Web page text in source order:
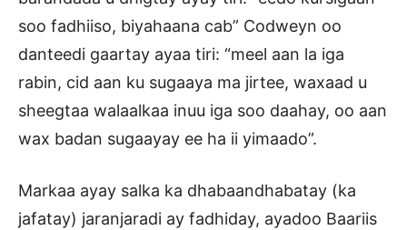
soo fadhiiso, biyahaana cab” Codweyn oo
danteedi gaartay ayaa tiri: “meel aan la iga
rabin, cid aan ku sugaaya ma jirtee, waxaad u
sheegtaa walaalkaa inuu iga soo daahay, oo aan
wax badan sugaayay ee ha ii yimaado”.
Markaa ayay salka ka dhabaandhabatay (ka
jafatay) jaranjaradi ay fadhiday, ayadoo Baariis